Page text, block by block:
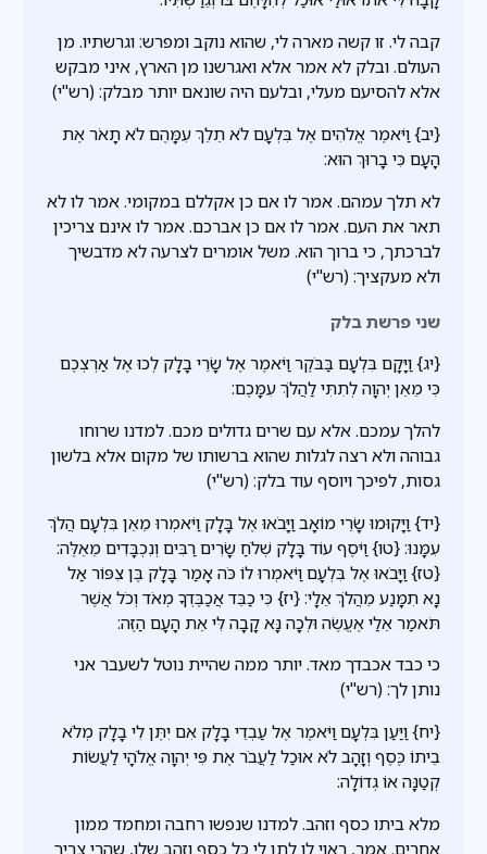
קבה לי. זו קשה מארה לי, שהוא נוקב ומפרש: וגרשתיו. מן
העולם. ובלק לא אמר אלא ואגרשנו מן הארץ, איני מבקש
אלא להסיעם מעלי, ובלעם היה שונאם יותר מבלק: (רש"י)
{יב} וַיֹּאמֶר אֱלֹהִים אֶל בִּלְעָם לֹא תֵלֵךְ עִמָּהֶם לֹא תָאֹר אֶת
הָעָם כִּי בָרוּךְ הוּא:
לא תלך עמהם. אמר לו אם כן אקללם במקומי. אמר לו לא
תאר את העם. אמר לו אם כן אברכם. אמר לו אינם צריכין
לברכתך, כי ברוך הוא. משל אומרים לצרעה לא מדבשיך
ולא מעקציך: (רש"י)
שני פרשת בלק
{יג} וַיָּקָם בִּלְעָם בַּבֹּקֶר וַיֹּאמֶר אֶל שָׂרֵי בָלָק לְכוּ אֶל אַרְצְכֶם
כִּי מֵאֵן יְהוָה לְתִתִּי לַהֲלֹךְ עִמָּכֶם:
להלך עמכם. אלא עם שרים גדולים מכם. למדנו שרוחו
גבוהה ולא רצה לגלות שהוא ברשותו של מקום אלא בלשון
גסות, לפיכך ויוסף עוד בלק: (רש"י)
{יד} וַיָּקוּמוּ שָׂרֵי מוֹאָב וַיָּבֹאוּ אֶל בָּלָק וַיֹּאמְרוּ מֵאֵן בִּלְעָם הֲלֹךְ
עִמָּנוּ: {טו} וַיֹּסֶף עוֹד בָּלָק שְׁלֹחַ שָׂרִים רַבִּים וְנִכְבָּדִים מֵאֵלֶּה:
{טז} וַיָּבֹאוּ אֶל בִּלְעָם וַיֹּאמְרוּ לוֹ כֹּה אָמַר בָּלָק בֶּן צִפּוֹר אַל
נָא תִמָּנַע מֵהֲלֹךְ אֵלָי: {יז} כִּי כַבֵּד אֲכַבֶּדְךָ מְאֹד וְכֹל אֲשֶׁר
תֹּאמַר אֵלַי אֶעֱשֶׂה וּלְכָה נָּא קָבָה לִּי אֵת הָעָם הַזֶּה:
כי כבד אכבדך מאד. יותר ממה שהיית נוטל לשעבר אני
נותן לך: (רש"י)
{יח} וַיַּעַן בִּלְעָם וַיֹּאמֶר אֶל עַבְדֵי בָלָק אִם יִתֶּן לִי בָלָק מְלֹא
בֵיתוֹ כֶּסֶף וְזָהָב לֹא אוּכַל לַעֲבֹר אֶת פִּי יְהוָה אֱלֹהָי לַעֲשׂוֹת
קְטַנָּה אוֹ גְדוֹלָה:
מלא ביתו כסף וזהב. למדנו שנפשו רחבה ומחמד ממון
אחרים. אמר, ראוי לו לתן לי כל כסף וזהב שלו, שהרי צריך